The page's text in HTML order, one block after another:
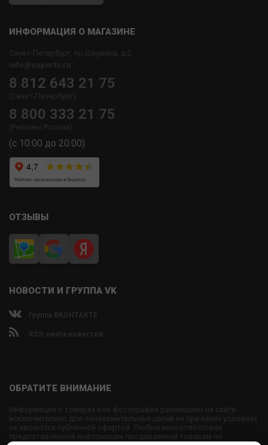
ИНФОРМАЦИЯ О МАГАЗИНЕ
Санкт-Петербург, пр.Шаумяна, д.2
info@usports.ru
8 812 643 21 75
(Санкт-Петербург)
8 800 333 21 75
(Регионы России)
(с 10:00 до 20:00)
ОТЗЫВЫ
НОВОСТИ И ГРУППА VK
Группа ВКОНТАКТЕ
RSS-лента новостей
ОБРАТИТЕ ВНИМАНИЕ
Информация о товарах и их фотографии размещены на сайте
исключительно для ознакомительных целей ни при каких условиях
не являются публичной офертой. Любые несоответствия
предоставленной информации продаваемым товарам не